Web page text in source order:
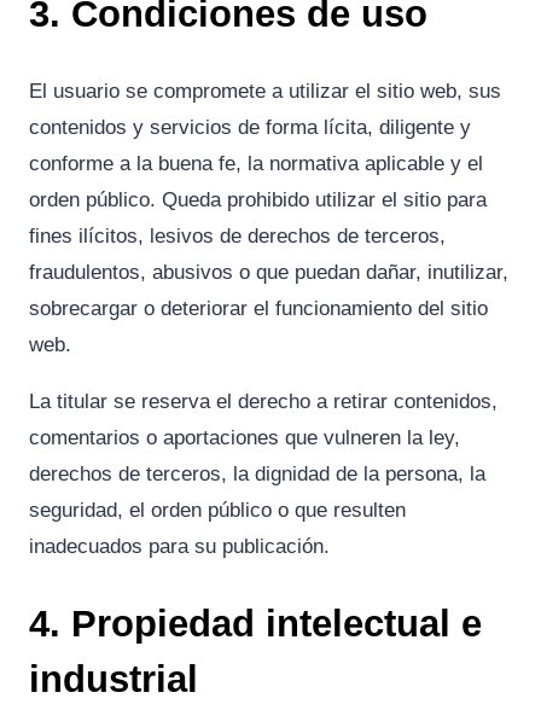
3. Condiciones de uso
El usuario se compromete a utilizar el sitio web, sus
contenidos y servicios de forma lícita, diligente y
conforme a la buena fe, la normativa aplicable y el
orden público. Queda prohibido utilizar el sitio para
fines ilícitos, lesivos de derechos de terceros,
fraudulentos, abusivos o que puedan dañar, inutilizar,
sobrecargar o deteriorar el funcionamiento del sitio
web.
La titular se reserva el derecho a retirar contenidos,
comentarios o aportaciones que vulneren la ley,
derechos de terceros, la dignidad de la persona, la
seguridad, el orden público o que resulten
inadecuados para su publicación.
4. Propiedad intelectual e
industrial